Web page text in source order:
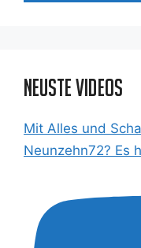
Neuste Videos
Mit Alles und
Neunzehn72? Es